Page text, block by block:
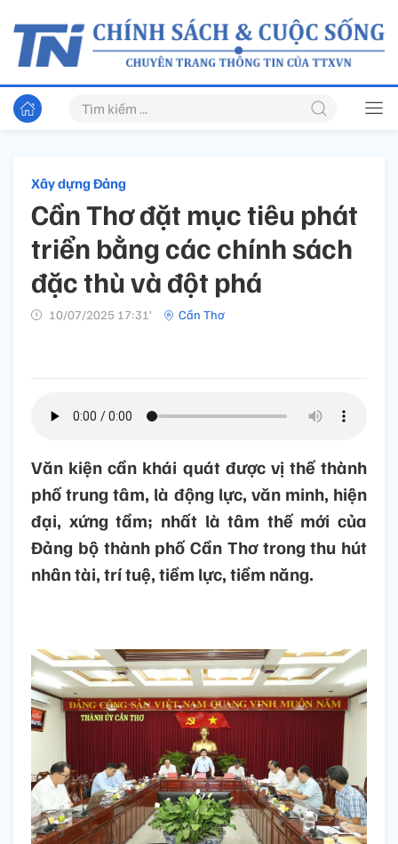
Xây dựng Đảng
Cần Thơ đặt mục tiêu phát
triển bằng các chính sách
đặc thù và đột phá
10/07/2025 17:31’ Cần Thơ
Văn kiện cần khái quát được vị thế thành
phố trung tâm, là động lực, văn minh, hiện
đại, xứng tầm; nhất là tâm thế mới của
Đảng bộ thành phố Cần Thơ trong thu hút
nhân tài, trí tuệ, tiềm lực, tiềm năng.